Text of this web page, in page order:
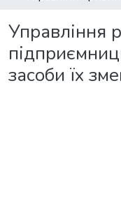
Управління
засоби їх